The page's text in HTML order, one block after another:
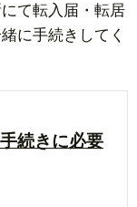
て転入届・転居
に手続きしてく
続きに必要